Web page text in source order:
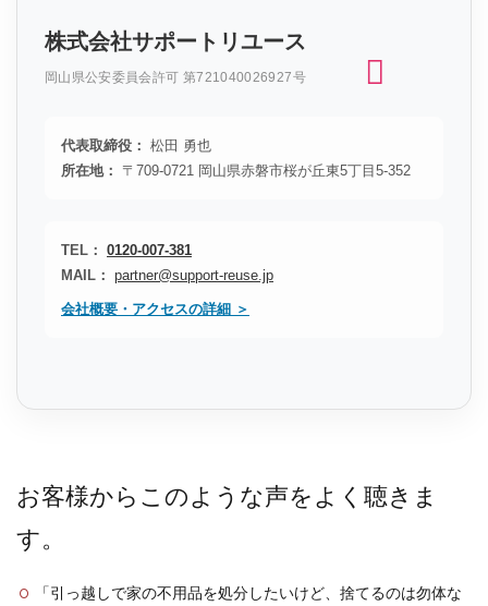
株式会社サポートリユース
岡山県公安委員会許可 第721040026927号
代表取締役： 松田 勇也
所在地：
〒709-0721 岡山県赤磐市桜が丘東5丁目5-352
TEL： 0120-007-381
MAIL： partner@support-reuse.jp
会社概要・アクセスの詳細 ＞
お客様からこのような声をよく聴きま
す。
「引っ越しで家の不用品を処分したいけど、捨てるのは勿体な